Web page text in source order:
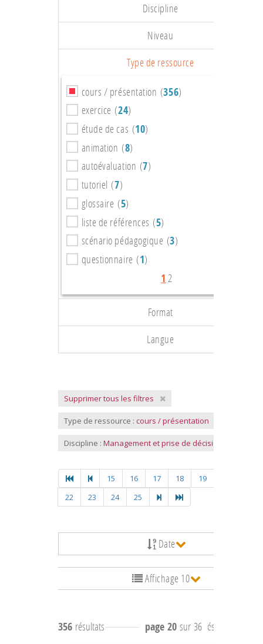
Discipline
Niveau
Type de ressource
cours / présentation (356)
exercice (24)
étude de cas (10)
animation (8)
autoévaluation (7)
tutoriel (7)
glossaire (5)
liste de références (5)
scénario pédagogique (3)
questionnaire (1)
1 2
Format
Langue
Supprimer tous les filtres
Type de ressource : cours / présentation
Discipline : Management et prise de décision
15 16 17 18 19
22
23 24 25
Date
Affichage 10
356 résultats page 20 sur 36 résultats